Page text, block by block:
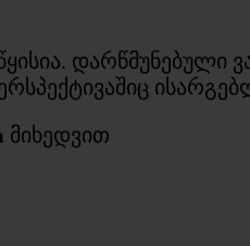
მიხედვით